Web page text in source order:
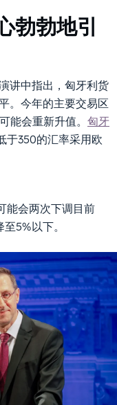
勃勃地引
讲中指出，匈牙利货
。今年的主要交易区
能会重新升值。 匈牙
于350的汇率采用欧
能会两次下调目前
5%以下。